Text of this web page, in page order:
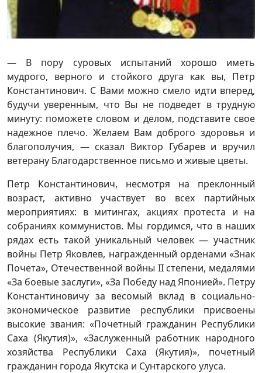
— В пору суровых испытаний хорошо иметь
мудрого, верного и стойкого друга как вы, Петр
Константинович. С Вами можно смело идти вперед,
будучи уверенным, что Вы не подведет в трудную
минуту: поможете словом и делом, подставите свое
надежное плечо. Желаем Вам доброго здоровья и
благополучия, — сказал Виктор Губарев и вручил
ветерану Благодарственное письмо и живые цветы.
Петр Константинович, несмотря на преклонный
возраст, активно участвует во всех партийных
мероприятиях: в митингах, акциях протеста и на
собраниях коммунистов. Мы гордимся, что в наших
рядах есть такой уникальный человек — участник
войны Петр Яковлев, награжденный орденами «Знак
Почета», Отечественной войны II степени, медалями
«За боевые заслуги», «За Победу над Японией». Петру
Константиновичу за весомый вклад в социально-
экономическое развитие республики присвоены
высокие звания: «Почетный гражданин Республики
Саха (Якутия)», «Заслуженный работник народного
хозяйства Республики Саха (Якутия)», почетный
гражданин города Якутска и Сунтарского улуса.